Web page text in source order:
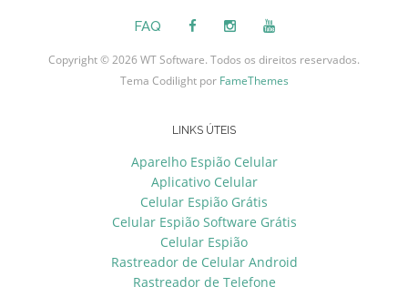
FAQ
Copyright © 2026 WT Software. Todos os direitos reservados.
Tema Codilight por FameThemes
LINKS ÚTEIS
Aparelho Espião Celular
Aplicativo Celular
Celular Espião Grátis
Celular Espião Software Grátis
Celular Espião
Rastreador de Celular Android
Rastreador de Telefone